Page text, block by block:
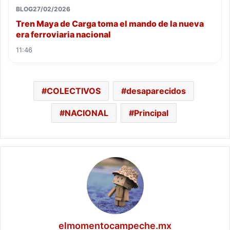
BLOG27/02/2026
Tren Maya de Carga toma el mando de la nueva
era ferroviaria nacional
11:46
COLECTIVOS desaparecidos
NACIONAL Principal
elmomentocampeche.mx